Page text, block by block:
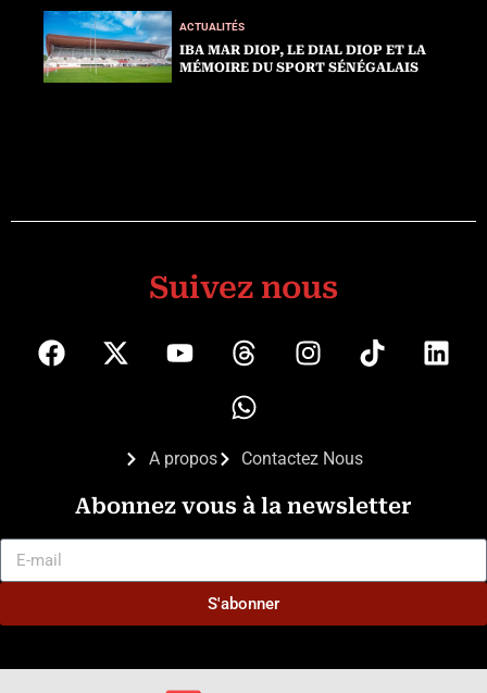
ACTUALITÉS
IBA MAR DIOP, LE DIAL DIOP ET LA
MÉMOIRE DU SPORT SÉNÉGALAIS
Suivez nous
A propos Contactez Nous
Abonnez vous à la newsletter
S'abonner